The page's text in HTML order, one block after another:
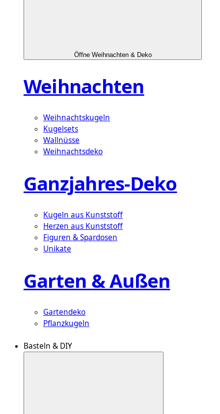
Öffne Weihnachten & Deko
Weihnachten
Weihnachtskugeln
Kugelsets
Wallnüsse
Weihnachtsdeko
Ganzjahres-Deko
Kugeln aus Kunststoff
Herzen aus Kunststoff
Figuren & Spardosen
Unikate
Garten & Außen
Gartendeko
Pflanzkugeln
Basteln & DIY